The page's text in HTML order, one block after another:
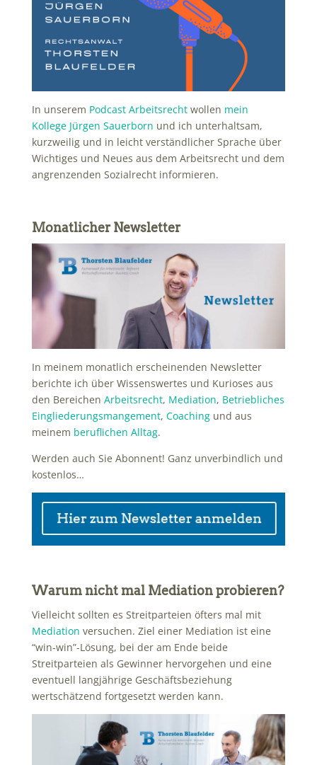
In unserem Podcast Arbeitsrechtwollen mein
Kollege Jürgen Sauerborn und ich unterhaltsam,
kurzweilig und in leicht verständlicher Sprache über
Wichtiges und Neues aus dem Arbeitsrecht und dem
angrenzenden Sozialrecht informieren.
Monatlicher Newsletter
In meinem monatlich erscheinenden Newsletter
berichte ich über Wissenswertes und Kurioses aus
den Bereichen Arbeitsrecht, Mediation, Betriebliches
Eingliederungsmangement, Coachingund aus
meinem beruflichen Alltag.
Werden auch Sie Abonnent! Ganz unverbindlich und
kostenlos…
Warum nicht mal Mediation probieren?
Vielleicht sollten es Streitparteien öfters mal mit
Mediation versuchen. Ziel einer Mediation ist eine
“win-win”-Lösung, bei der am Ende beide
Streitparteien als Gewinner hervorgehen und eine
eventuell langjährige Geschäftsbeziehung
wertschätzend fortgesetzt werden kann.